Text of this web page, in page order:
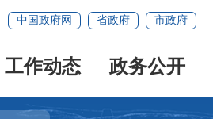
中国政府网 省政府 市政府
工作动态 政务公开